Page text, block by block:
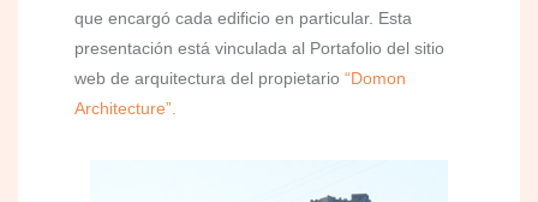
que encargó cada edificio en particular. Esta
presentación está vinculada al Portafolio del sitio
web de arquitectura del propietario “Domon
Architecture”.